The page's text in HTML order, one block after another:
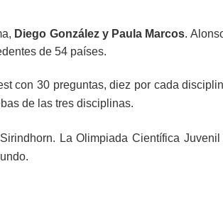
Diego González y Paula Marcos.
de 54 países.
con 30 preguntas, diez por cada
de las tres disciplinas.
La Olimpiada Científica